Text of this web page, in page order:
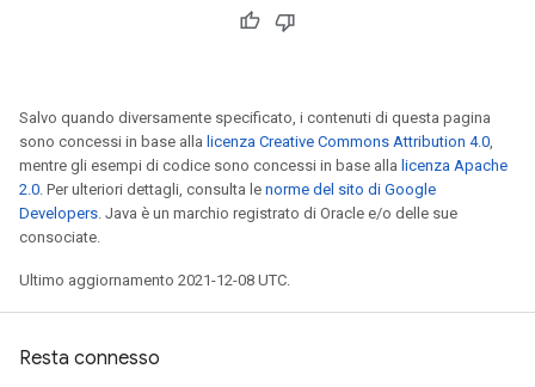
Salvo quando diversamente specificato, i contenuti di questa pagina
sono concessi in base alla licenza Creative Commons Attribution 4.0,
mentre gli esempi di codice sono concessi in base alla licenza Apache
2.0. Per ulteriori dettagli, consulta le norme del sito di Google
Developers. Java è un marchio registrato di Oracle e/o delle sue
consociate.
Ultimo aggiornamento 2021-12-08 UTC.
Resta connesso